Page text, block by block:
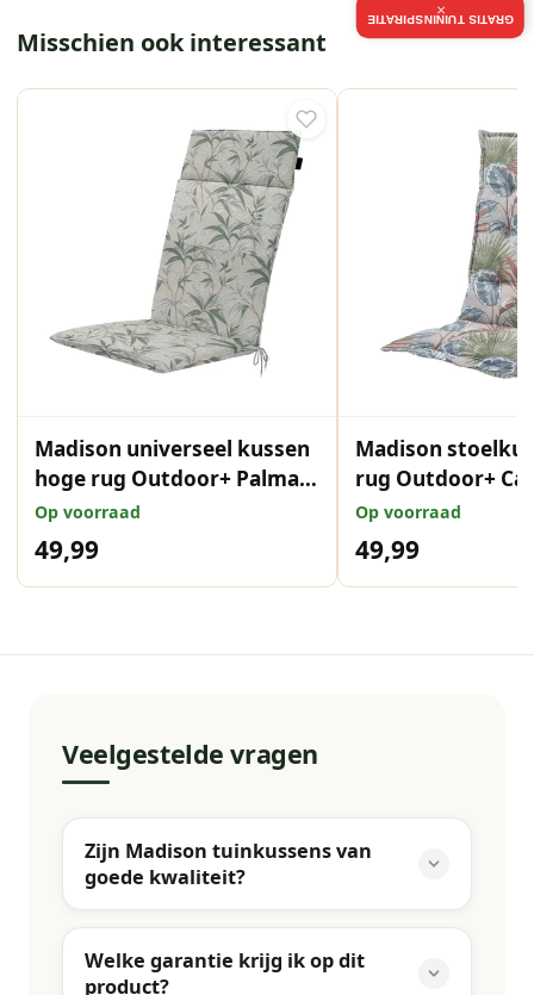
Misschien ook interessant
Madison universeel kussen
hoge rug Outdoor+ Palma
natural 120x50 cm
Op voorraad
49,99
Madison
rug Outdoor+
123x50 cm
Op voorraad
49,99
Veelgestelde vragen
Zijn Madison tuinkussens van
goede kwaliteit?
Welke garantie krijg ik op dit
product?
GRATIS TUININSPIRATIE
×